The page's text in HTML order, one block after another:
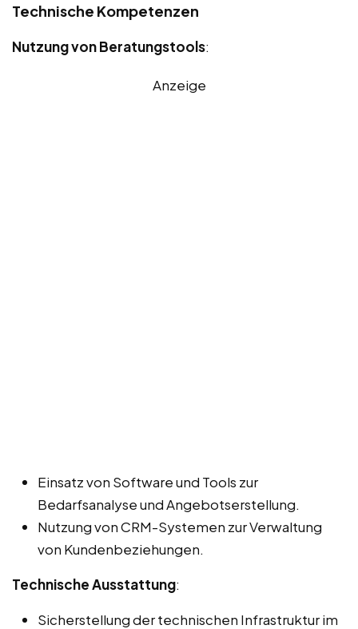
Technische Kompetenzen
Nutzung von Beratungstools:
Anzeige
Einsatz von Software und Tools zur
Bedarfsanalyse und Angebotserstellung.
Nutzung von CRM-Systemen zur Verwaltung
von Kundenbeziehungen.
Technische Ausstattung:
Sicherstellung der technischen Infrastruktur im